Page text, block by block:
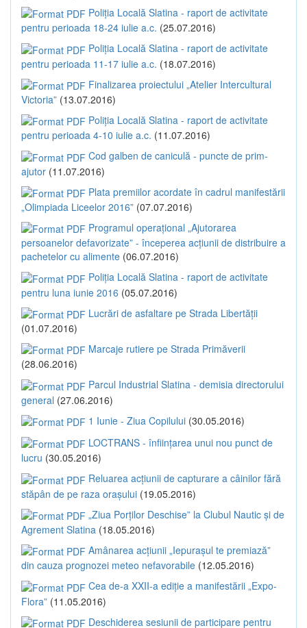
Poliția Locală Slatina - raport de activitate
pentru perioada 18-24 iulie a.c. (25.07.2016)
Poliția Locală Slatina - raport de activitate
pentru perioada 11-17 iulie a.c. (18.07.2016)
Finalizarea proiectului „Atelier Intercultural
Victoria” (13.07.2016)
Poliția Locală Slatina - raport de activitate
pentru perioada 4-10 iulie a.c. (11.07.2016)
Cod galben de caniculă - puncte de prim-
ajutor (11.07.2016)
Plata premiilor acordate în cadrul manifestării
„Olimpiada Liceelor 2016” (07.07.2016)
Programul operațional „Ajutorarea
persoanelor defavorizate” - începerea acțiunii de distribuire a
pachetelor cu alimente (06.07.2016)
Poliția Locală Slatina - raport de activitate
pentru luna iunie 2016 (05.07.2016)
Lucrări de asfaltare pe Strada Libertății
(01.07.2016)
Marcaje rutiere pe Strada Primăverii
(28.06.2016)
Parcul Industrial Slatina - demisia directorului
general (27.06.2016)
1 Iunie - Ziua Copilului (30.05.2016)
LOCTRANS - înființarea unui nou punct de
lucru (30.05.2016)
Reluarea acțiunii de capturare a câinilor fără
stăpân de pe raza orașului (19.05.2016)
„Ziua Porților Deschise” la Clubul Nautic și de
Agrement Slatina (18.05.2016)
Amânarea acțiunii „Iepurașul te premiază”
din cauza prognozei meteo nefavorabile (12.05.2016)
Cea de-a XXII-a ediție a manifestării „Expo-
Flora” (11.05.2016)
Deschiderea sesiunii de participare pentru